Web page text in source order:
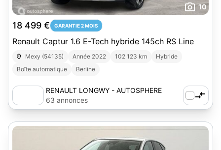
10
18 499 € GARANTIE 2 MOIS
Renault Captur 1.6 E-Tech hybride 145ch RS Line
Mexy (54135) Année 2022 102 123 km
Hybride
Boîte automatique
Berline
RENAULT LONGWY - AUTOSPHERE
63 annonces